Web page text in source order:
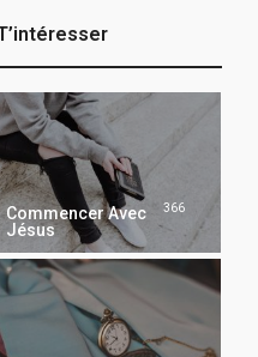
Commencer Avec
Jésus
366